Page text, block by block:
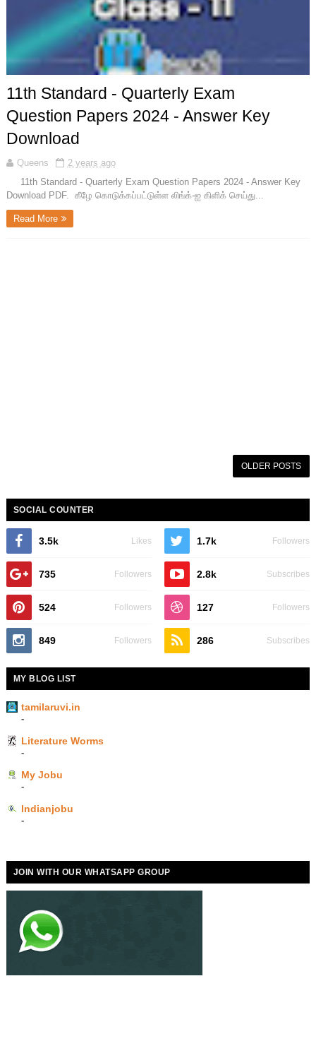
11th Standard - Quarterly Exam
Question Papers 2024 - Answer Key
Download
Queens
2 years ago
11th Standard - Quarterly Exam Question Papers 2024 - Answer Key
Download PDF. கீழே கொடுக்கப்பட்டுள்ள லிங்க்-ஐ கிளிக் செய்து...
Read More
OLDER POSTS
SOCIAL COUNTER
3.5k Likes 1.7k Followers
735 Followers 2.8k Subscribes
524 Followers 127 Followers
849 Followers 286 Subscribes
MY BLOG LIST
tamilaruvi.in
-
Literature Worms
-
My Jobu
-
Indianjobu
-
JOIN WITH OUR WHATSAPP GROUP